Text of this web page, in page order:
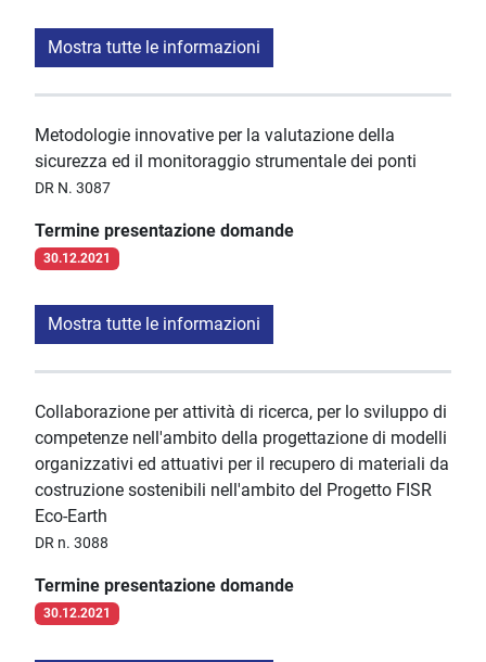
Mostra tutte le informazioni
Metodologie innovative per la valutazione della
sicurezza ed il monitoraggio strumentale dei ponti
DR N. 3087
Termine presentazione domande
30.12.2021
Mostra tutte le informazioni
Collaborazione per attività di ricerca, per lo sviluppo di
competenze nell'ambito della progettazione di modelli
organizzativi ed attuativi per il recupero di materiali da
costruzione sostenibili nell'ambito del Progetto FISR
Eco-Earth
DR n. 3088
Termine presentazione domande
30.12.2021